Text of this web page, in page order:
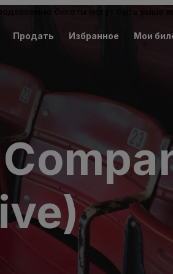
билеты могут быть выше
Продать Избранное Мои